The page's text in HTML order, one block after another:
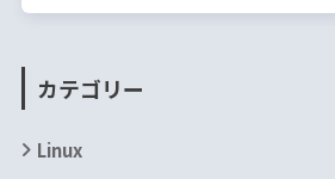
カテゴリー
Linux